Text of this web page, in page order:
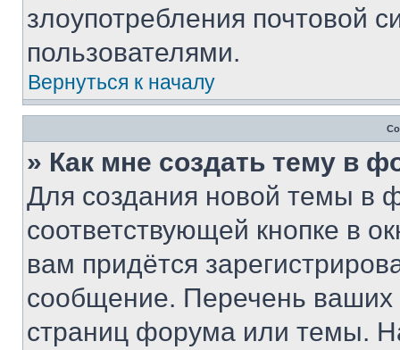
злоупотребления почтовой
пользователями.
Вернуться к началу
» Как мне создать тему в
Для создания новой темы в
соответствующей кнопке в
вам придётся
сообщение. Перечень ваших
страниц форума или темы.